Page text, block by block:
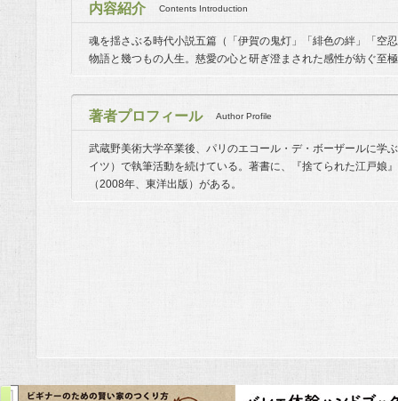
内容紹介 Contents Introduction
魂を揺さぶる時代小説五篇（「伊賀の鬼灯」「緋色の絆」「空
物語と幾つもの人生。慈愛の心と研ぎ澄まされた感性が紡ぐ至
著者プロフィール Author Profile
武蔵野美術大学卒業後、パリのエコール・デ・ボーザールに学
イツ）で執筆活動を続けている。著書に、『捨てられた江戸娘
（2008年、東洋出版）がある。